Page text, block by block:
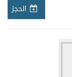
الحجز